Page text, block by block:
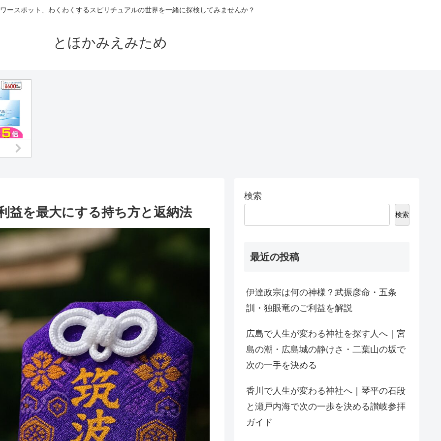
ースポット、わくわくするスピリチュアルの世界を一緒に探検してみませんか？
とほかみえみため
益を最大にする持ち方と返納法
検索
検索
最近の投稿
伊達政宗は何の神様？武振彦命・五条
訓・独眼竜のご利益を解説
広島で人生が変わる神社を探す人へ｜宮
島の潮・広島城の静けさ・二葉山の坂で
次の一手を決める
香川で人生が変わる神社へ｜琴平の石段
と瀬戸内海で次の一歩を決める讃岐参拝
ガイド